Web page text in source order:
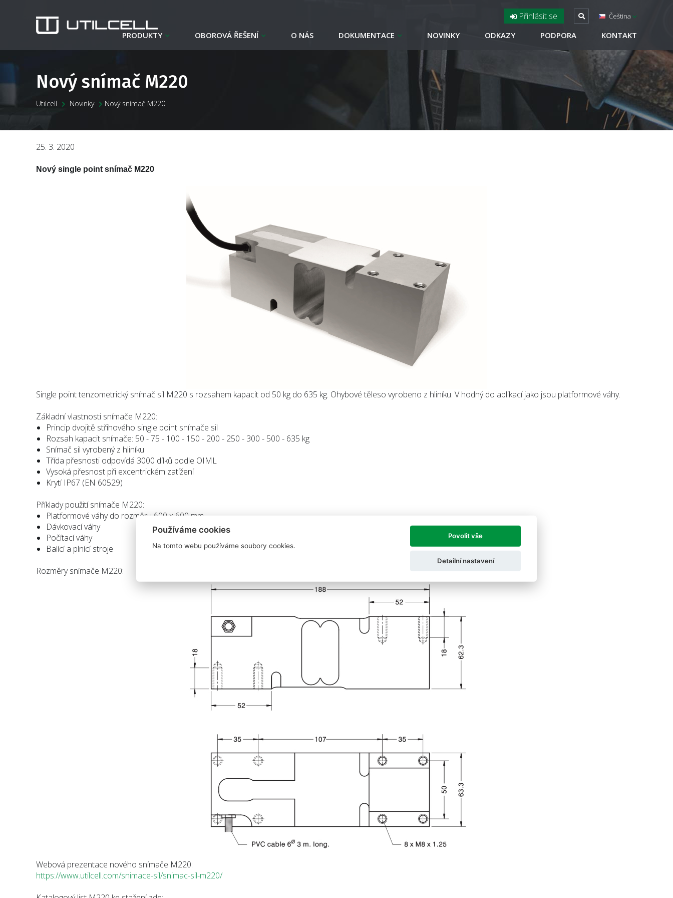
Přihlásit se Čeština
PRODUKTY OBOROVÁ ŘEŠENÍ O NÁS DOKUMENTACE NOVINKY ODKAZY PODPORA KONTAKT
Nový snímač M220
Utilcell Novinky Nový snímač M220
25. 3. 2020
Nový single point snímač M220
Single point tenzometrický snímač sil M220 s rozsahem kapacit od 50 kg do 635 kg. Ohybové těleso vyrobeno z hliníku. V hodný do aplikací jako jsou platformové váhy.
Základní vlastnosti snímače M220:
Princip dvojitě střihového single point snímače sil
Rozsah kapacit snímače: 50 - 75 - 100 - 150 - 200 - 250 - 300 - 500 - 635 kg
Snímač sil vyrobený z hliníku
Třída přesnosti odpovídá 3000 dílků podle OIML
Vysoká přesnost při excentrickém zatížení
Krytí IP67 (EN 60529)
Příklady použití snímače M220:
Platformové váhy do rozměru 600 x 600 mm
Dávkovací váhy
Počítací váhy
Balící a plnící stroje
Rozměry snímače M220:
Webová prezentace nového snímače M220:
https://www.utilcell.com/snimace-sil/snimac-sil-m220/
Používáme cookies
Na tomto webu používáme soubory cookies.
Povolit vše
Detailní nastavení